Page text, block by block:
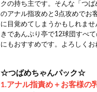
クの持ち主です。そんな「つ
のアナル指攻めと3点攻めでお
に目覚めてしまうかもしれま
きであんぷり亭で12球団すべ
にもおすすめです。よろしくお
☆つばめちゃんパック☆
1.アナル指責め＋お客様の